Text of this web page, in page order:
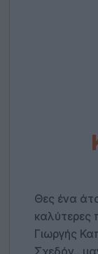
Θες ένα
καλύτερες
Γιωργής